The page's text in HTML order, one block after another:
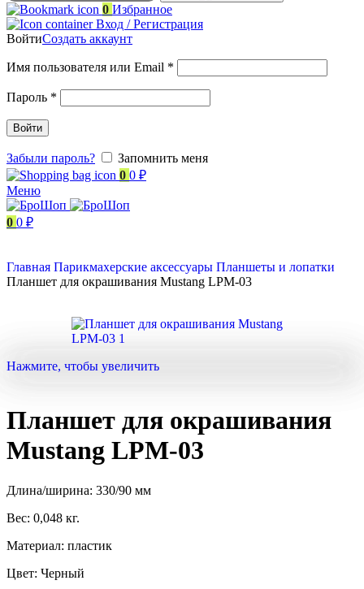
0 Избранное
Вход / Регистрация
ВойтиСоздать аккаунт
Имя пользователя или Email *
Пароль *
Войти
Забыли пароль?
Запомнить меня
0 0 ₽
Меню
0 0 ₽
Главная Парикмахерские аксессуары Планшеты и лопатки
Планшет для окрашивания Mustang LPM-03
Нажмите, чтобы увеличить
Планшет для окрашивания
Mustang LPM-03
Длина/ширина: 330/90 мм
Вес: 0,048 кг.
Материал: пластик
Цвет: Черный